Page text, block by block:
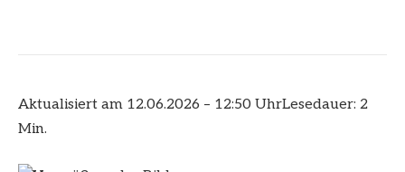
Aktualisiert am 12.06.2026 – 12:50 UhrLesedauer: 2
Min.